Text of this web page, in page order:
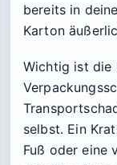
bereits in
Karton
Wichtig ist die
selbst. Ein
Fuß oder eine